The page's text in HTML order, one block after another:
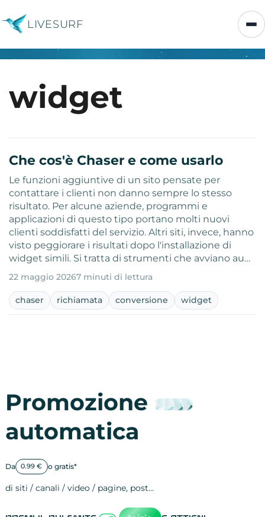
LIVESURF
widget
Che cos'è Chaser e come usarlo
Le funzioni aggiuntive di un sito pensate per
contattare i clienti non danno sempre lo stesso
risultato. Per alcune aziende, programmi e
applicazioni di questo tipo portano molti nuovi
clienti soddisfatti del servizio. Altri siti, invece, hanno
visto peggiorare i risultati dopo l'installazione di
widget simili. Si tratta di strumenti che avviano au…
22 maggio 20267 minuti di lettura
chaser richiamata conversione widget
Promozione
automatica
Da 0.99 € o gratis*
di siti / canali / video / pagine, post…